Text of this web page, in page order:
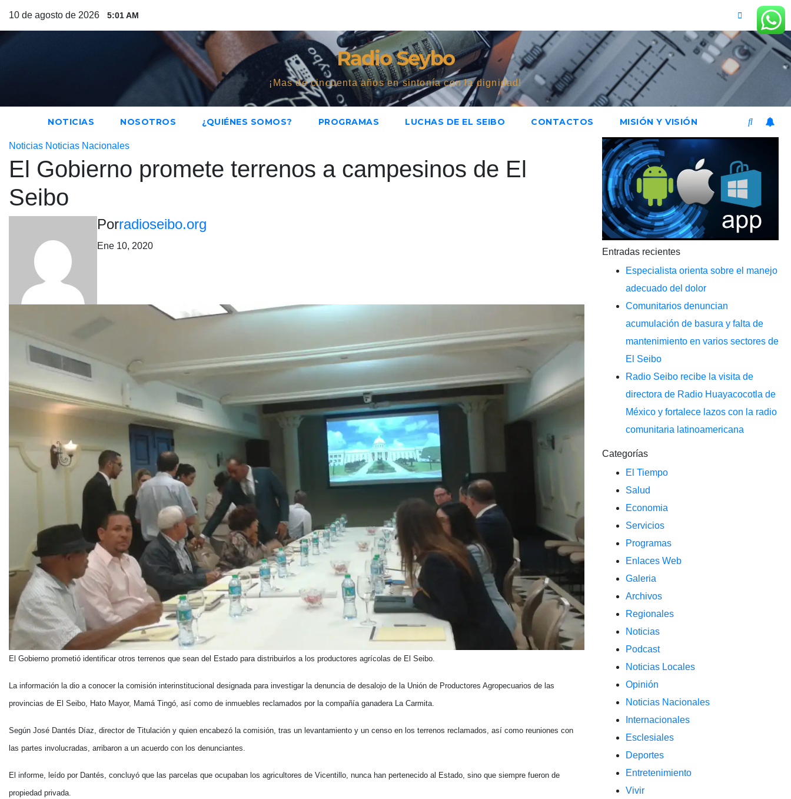
10 de agosto de 2026 5:01 AM
Radio Seybo
¡Mas de cincuenta años en sintonía con la dignidad!
NOTICIAS NOSOTROS ¿QUIÉNES SOMOS? PROGRAMAS LUCHAS DE EL SEIBO CONTACTOS MISIÓN Y VISIÓN
Noticias Noticias Nacionales
El Gobierno promete terrenos a campesinos de El
Seibo
Porradioseibo.org
Ene 10, 2020
El Gobierno prometió identificar otros terrenos que sean del Estado para distribuirlos a los productores agrícolas de El Seibo.
La información la dio a conocer la comisión interinstitucional designada para investigar la denuncia de desalojo de la Unión de Productores Agropecuarios de las
provincias de El Seibo, Hato Mayor, Mamá Tingó, así como de inmuebles reclamados por la compañía ganadera La Carmita.
Según José Dantés Díaz, director de Titulación y quien encabezó la comisión, tras un levantamiento y un censo en los terrenos reclamados, así como reuniones con
las partes involucradas, arribaron a un acuerdo con los denunciantes.
El informe, leído por Dantés, concluyó que las parcelas que ocupaban los agricultores de Vicentillo, nunca han pertenecido al Estado, sino que siempre fueron de
propiedad privada.
Entradas recientes
Especialista orienta sobre el manejo
adecuado del dolor
Comunitarios denuncian
acumulación de basura y falta de
mantenimiento en varios sectores de
El Seibo
Radio Seibo recibe la visita de
directora de Radio Huayacocotla de
México y fortalece lazos con la radio
comunitaria latinoamericana
Categorías
El Tiempo
Salud
Economia
Servicios
Programas
Enlaces Web
Galeria
Archivos
Regionales
Noticias
Podcast
Noticias Locales
Opinión
Noticias Nacionales
Internacionales
Esclesiales
Deportes
Entretenimiento
Vivir